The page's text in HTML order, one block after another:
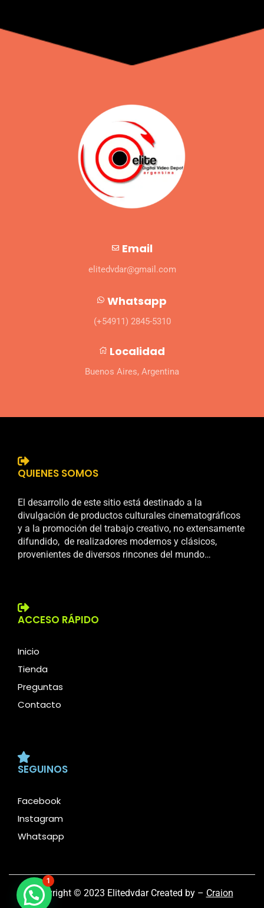
Email
elitedvdar@gmail.com
Whatsapp
(+54911) 2845-5310
Localidad
Buenos Aires, Argentina
QUIENES SOMOS
El desarrollo de este sitio está destinado a la
divulgación de productos culturales cinematográficos
y a la promoción del trabajo creativo, no extensamente
difundido, de realizadores modernos y clásicos,
provenientes de diversos rincones del mundo…
ACCESO RÁPIDO
Inicio
Tienda
Preguntas
Contacto
SEGUINOS
Facebook
Instagram
Whatsapp
Copyright © 2023 Elitedvdar Created by – Craion
1